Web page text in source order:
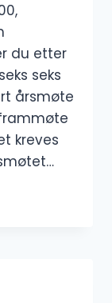
du etter
seks
årsmøte
kreves